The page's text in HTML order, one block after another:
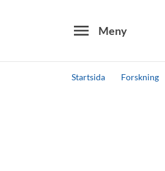
menu Meny
Startsida Forskning
Detta är vår